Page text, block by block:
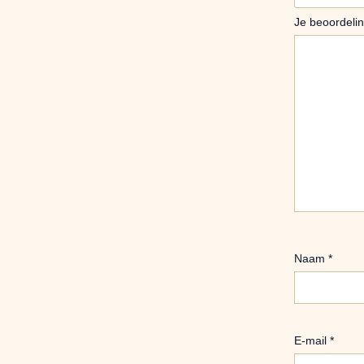
Je
Naam *
E-mail *